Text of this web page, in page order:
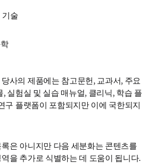
기술
사의 제품에는 참고문헌, 교과서, 주요
, 실험실 및 실습 매뉴얼, 클리닉, 학습 플
구 플랫폼이 포함되지만 이에 국한되지
은 아니지만 다음 세분화는 콘텐츠를
을 추가로 식별하는 데 도움이 됩니다.